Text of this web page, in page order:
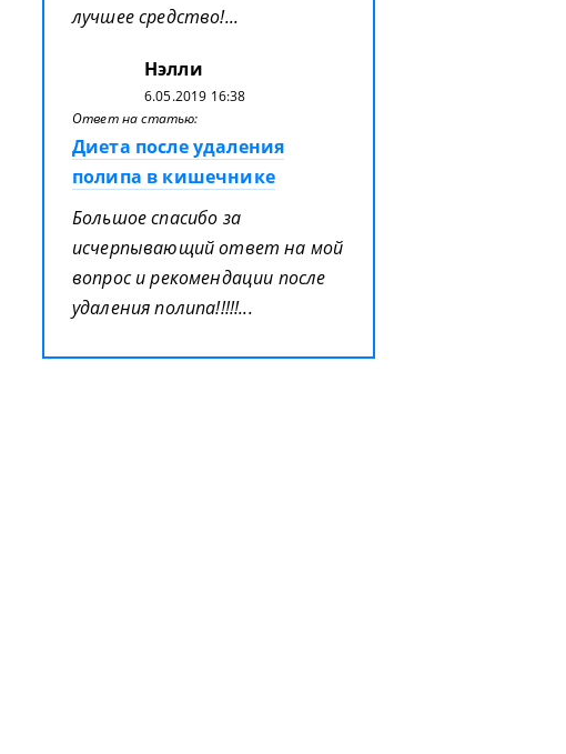
лучшее средство!...
Нэлли
6.05.2019 16:38
Ответ на статью:
Диета после удаления
полипа в кишечнике
Большое спасибо за
исчерпывающий ответ на мой
вопрос и рекомендации после
удаления полипа!!!!!...